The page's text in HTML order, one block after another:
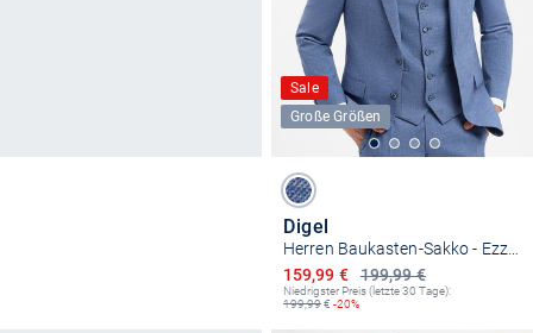
Sale
Große Größen
Digel
Herren Baukasten-Sakko - Ezzo-G
199,99 €
Ermäßigter Preis
159,99 €
Niedrigster Preis (letzte 30 Tage):
199,99€ -20%